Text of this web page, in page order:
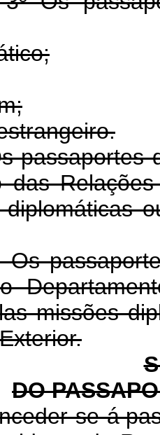
passaportes
das
Os
missões
DO
se-á